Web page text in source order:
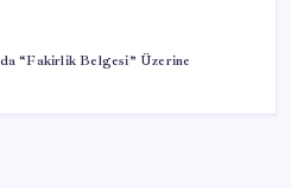
“Fakirlik Belgesi” Üzerine